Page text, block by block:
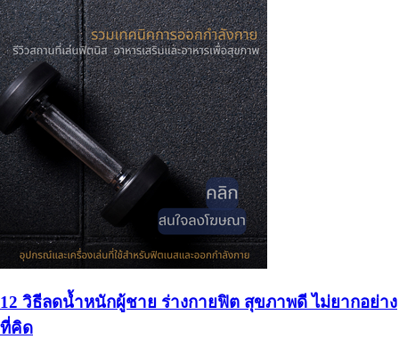
12 วิธีลดน้ำหนักผู้ชาย ร่างกายฟิต สุขภาพดี ไม่ยากอย่าง
ที่คิด